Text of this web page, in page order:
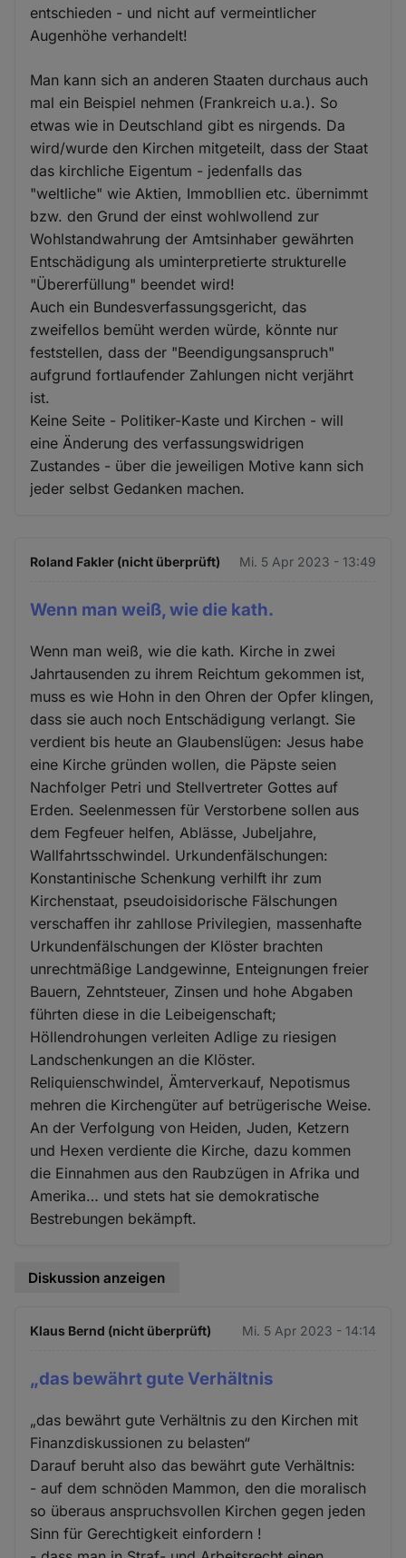
entschieden - und nicht auf vermeintlicher
Augenhöhe verhandelt!
Man kann sich an anderen Staaten durchaus auch
mal ein Beispiel nehmen (Frankreich u.a.). So
etwas wie in Deutschland gibt es nirgends. Da
wird/wurde den Kirchen mitgeteilt, dass der Staat
das kirchliche Eigentum - jedenfalls das
"weltliche" wie Aktien, Immobllien etc. übernimmt
bzw. den Grund der einst wohlwollend zur
Wohlstandwahrung der Amtsinhaber gewährten
Entschädigung als uminterpretierte strukturelle
"Übererfüllung" beendet wird!
Auch ein Bundesverfassungsgericht, das
zweifellos bemüht werden würde, könnte nur
feststellen, dass der "Beendigungsanspruch"
aufgrund fortlaufender Zahlungen nicht verjährt
ist.
Keine Seite - Politiker-Kaste und Kirchen - will
eine Änderung des verfassungswidrigen
Zustandes - über die jeweiligen Motive kann sich
jeder selbst Gedanken machen.
Roland Fakler (nicht überprüft) Mi. 5 Apr 2023 - 13:49
Wenn man weiß, wie die kath.
Wenn man weiß, wie die kath. Kirche in zwei
Jahrtausenden zu ihrem Reichtum gekommen ist,
muss es wie Hohn in den Ohren der Opfer klingen,
dass sie auch noch Entschädigung verlangt. Sie
verdient bis heute an Glaubenslügen: Jesus habe
eine Kirche gründen wollen, die Päpste seien
Nachfolger Petri und Stellvertreter Gottes auf
Erden. Seelenmessen für Verstorbene sollen aus
dem Fegfeuer helfen, Ablässe, Jubeljahre,
Wallfahrtsschwindel. Urkundenfälschungen:
Konstantinische Schenkung verhilft ihr zum
Kirchenstaat, pseudoisidorische Fälschungen
verschaffen ihr zahllose Privilegien, massenhafte
Urkundenfälschungen der Klöster brachten
unrechtmäßige Landgewinne, Enteignungen freier
Bauern, Zehntsteuer, Zinsen und hohe Abgaben
führten diese in die Leibeigenschaft;
Höllendrohungen verleiten Adlige zu riesigen
Landschenkungen an die Klöster.
Reliquienschwindel, Ämterverkauf, Nepotismus
mehren die Kirchengüter auf betrügerische Weise.
An der Verfolgung von Heiden, Juden, Ketzern
und Hexen verdiente die Kirche, dazu kommen
die Einnahmen aus den Raubzügen in Afrika und
Amerika… und stets hat sie demokratische
Bestrebungen bekämpft.
Diskussion anzeigen
Klaus Bernd (nicht überprüft) Mi. 5 Apr 2023 - 14:14
„das bewährt gute Verhältnis
„das bewährt gute Verhältnis zu den Kirchen mit
Finanzdiskussionen zu belasten“
Darauf beruht also das bewährt gute Verhältnis:
- auf dem schnöden Mammon, den die moralisch
so überaus anspruchsvollen Kirchen gegen jeden
Sinn für Gerechtigkeit einfordern !